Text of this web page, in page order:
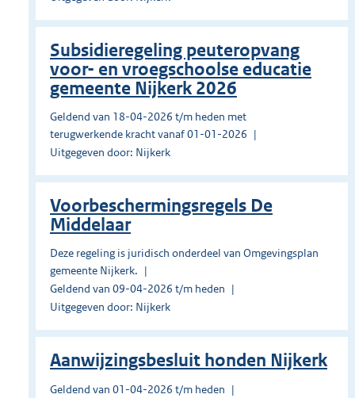
Subsidieregeling peuteropvang
voor- en vroegschoolse educatie
gemeente Nijkerk 2026
Geldend van 18-04-2026 t/m heden met
terugwerkende kracht vanaf 01-01-2026
Uitgegeven door: Nijkerk
Voorbeschermingsregels De
Middelaar
Deze regeling is juridisch onderdeel van Omgevingsplan
gemeente Nijkerk.
Geldend van 09-04-2026 t/m heden
Uitgegeven door: Nijkerk
Aanwijzingsbesluit honden Nijkerk
Geldend van 01-04-2026 t/m heden